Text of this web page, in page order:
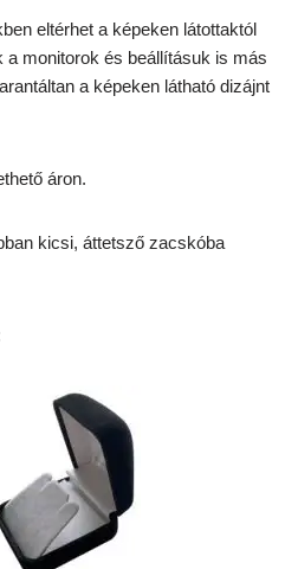
eltérhet a képeken látottaktól
a monitorok és beállításuk is más
a képeken látható dizájnt
áron.
kicsi, áttetsző zacskóba